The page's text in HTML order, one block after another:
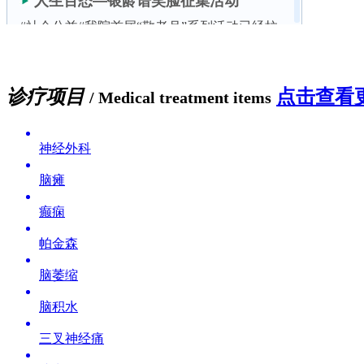
诊疗项目 / Medical treatment items 点击查看
神经外科
脑瘫
癫痫
帕金森
脑萎缩
脑积水
三叉神经痛